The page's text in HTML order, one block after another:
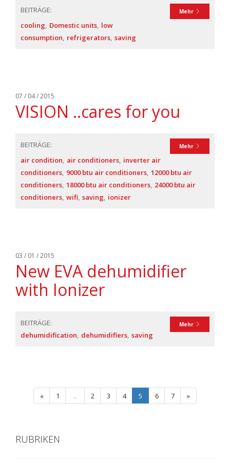
Mehr
BEITRÄGE:
cooling Domestic units low
consumption refrigerators saving
07 / 04 / 2015
VISION ..cares for you
Mehr
BEITRÄGE:
air condition air conditioners inverter air
conditioners 9000 btu air conditioners 12000 btu air
conditioners 18000 btu air conditioners 24000 btu air
conditioners wifi saving ionizer
03 / 01 / 2015
New EVA dehumidifier
with Ionizer
Mehr
BEITRÄGE:
dehumidification dehumidifiers saving
« 1 .. 2 3 4 5 6 7 »
RUBRIKEN